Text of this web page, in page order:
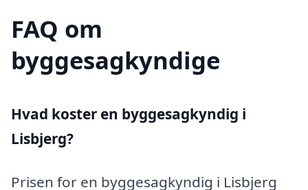
FAQ om
byggesagkyndige
Hvad koster en byggesagkyndig i
Lisbjerg?
Prisen for en byggesagkyndig i Lisbjerg